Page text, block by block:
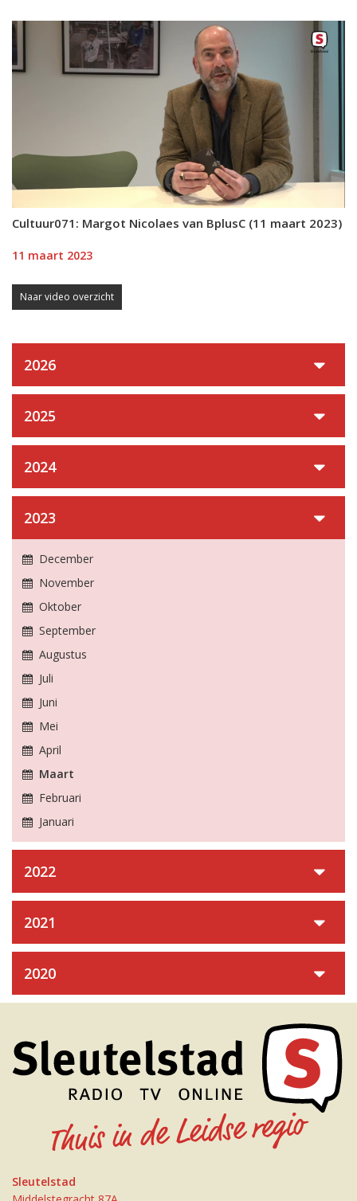
Cultuur071: Margot Nicolaes van BplusC (11 maart 2023)
11 maart 2023
Naar video overzicht
2026
2025
2024
2023
December
November
Oktober
September
Augustus
Juli
Juni
Mei
April
Maart
Februari
Januari
2022
2021
2020
Sleutelstad